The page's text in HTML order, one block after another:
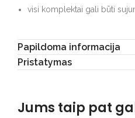
visi komplektai gali būti
Papildoma informacija
Pristatymas
Jums taip pat